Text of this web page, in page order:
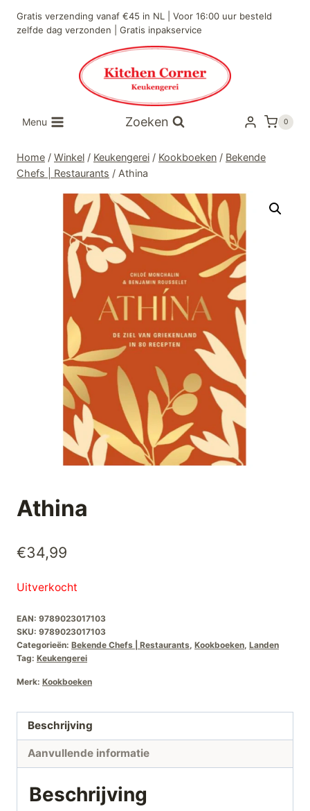
naar
Gratis verzending vanaf €45 in NL | Voor 16:00 uur besteld
zelfde dag verzonden | Gratis inpakservice
Menu Zoeken 0
Home / Winkel / Keukengerei / Kookboeken / Bekende
Chefs | Restaurants / Athina
Athina
€34,99
Uitverkocht
EAN: 9789023017103
SKU: 9789023017103
Categorieën: Bekende Chefs | Restaurants, Kookboeken, Landen
Tag: Keukengerei
Merk: Kookboeken
Beschrijving
Aanvullende informatie
Beschrijving